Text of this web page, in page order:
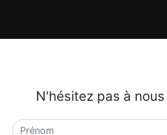
N'hésitez pas à